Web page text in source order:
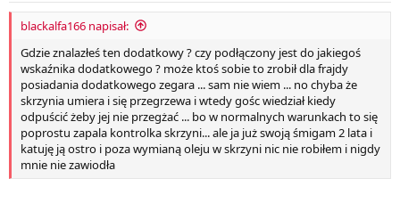
blackalfa166 napisał:
Gdzie znalazłeś ten dodatkowy ? czy podłączony jest do jakiegoś
wskaźnika dodatkowego ? może ktoś sobie to zrobił dla frajdy
posiadania dodatkowego zegara ... sam nie wiem ... no chyba że
skrzynia umiera i się przegrzewa i wtedy gośc wiedział kiedy
odpuścić żeby jej nie przegżać ... bo w normalnych warunkach to się
poprostu zapala kontrolka skrzyni... ale ja już swoją śmigam 2 lata i
katuję ją ostro i poza wymianą oleju w skrzyni nic nie robiłem i nigdy
mnie nie zawiodła